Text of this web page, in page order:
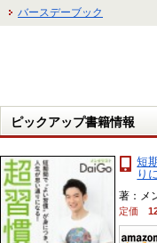
バースデーブック
ピックアップ書籍情報
短
り
著：メ
定価